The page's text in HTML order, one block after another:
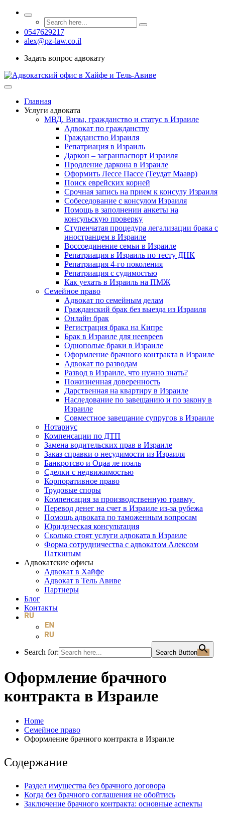
0547629217
alex@pz-law.co.il
Задать вопрос адвокату
Главная
Услуги адвоката
МВД. Визы, гражданство и статус в Израиле
Адвокат по гражданству
Гражданство Израиля
Репатриация в Израиль
Даркон – загранпаспорт Израиля
Продление даркона в Израиле
Оформить Лессе Пассе (Теудат Маавр)
Поиск еврейских корней
Срочная запись на прием к консулу Израиля
Собеседование с консулом Израиля
Помощь в заполнении анкеты на
консульскую проверку
Ступенчатая процедура легализации брака с
иностранцем в Израиле
Воссоединение семьи в Израиле
Репатриация в Израиль по тесту ДНК
Репатриация 4-го поколения
Репатриация с судимостью
Как уехать в Израиль на ПМЖ
Семейное право
Адвокат по семейным делам
Гражданский брак без выезда из Израиля
Онлайн брак
Регистрация брака на Кипре
Брак в Израиле для неевреев
Однополые браки в Израиле
Оформление брачного контракта в Израиле
Адвокат по разводам
Развод в Израиле, что нужно знать?
Пожизненная доверенность
Дарственная на квартиру в Израиле
Наследование по завещанию и по закону в
Израиле
Совместное завещание супругов в Израиле
Нотариус
Компенсации по ДТП
Замена водительских прав в Израиле
Заказ справки о несудимости из Израиля
Банкротсво и Оцаа ле поаль
Сделки с недвижимостью
Корпоративное право
Трудовые споры
Компенсация за производственную травму
Перевод денег на счет в Израиле из-за рубежа
Помощь адвоката по таможенным вопросам
Юридическая консультация
Сколько стоят услуги адвоката в Израиле
Форма сотрудничества с адвокатом Алексом
Паткиным
Адвокатские офисы
Адвокат в Хайфе
Адвокат в Тель Авиве
Партнеры
Блог
Контакты
Search for: Search Button
Оформление брачного
контракта в Израиле
Home
Семейное право
Оформление брачного контракта в Израиле
Содержание
Раздел имущества без брачного договора
Когда без брачного соглашения не обойтись
Заключение брачного контракта: основные аспекты